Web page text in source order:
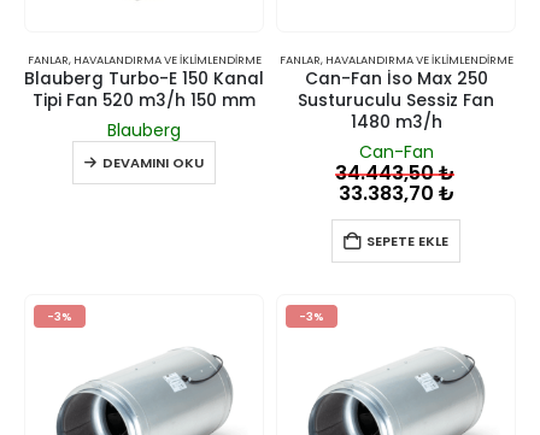
FANLAR, HAVALANDIRMA VE İKLIMLENDIRME
Blauberg Turbo-E 150 Kanal
Tipi Fan 520 m3/h 150 mm
Blauberg
DEVAMINI OKU
FANLAR, HAVALANDIRMA VE İKLIMLENDIRME
Can-Fan İso Max 250
Susturuculu Sessiz Fan
1480 m3/h
Can-Fan
34.443,50₺
33.383,70 ₺
SEPETE EKLE
-3% -3%